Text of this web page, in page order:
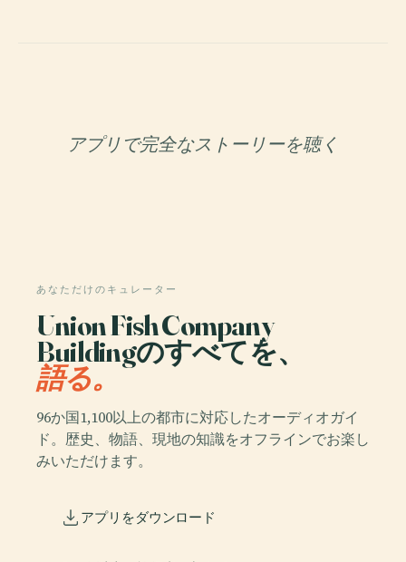
アプリで完全なストーリーを聴く
あなただけのキュレーター
Union Fish Company
Buildingのすべてを、
語る。
96か国1,100以上の都市に対応したオーディオガイ
ド。歴史、物語、現地の知識をオフラインでお楽し
みいただけます。
アプリをダウンロード